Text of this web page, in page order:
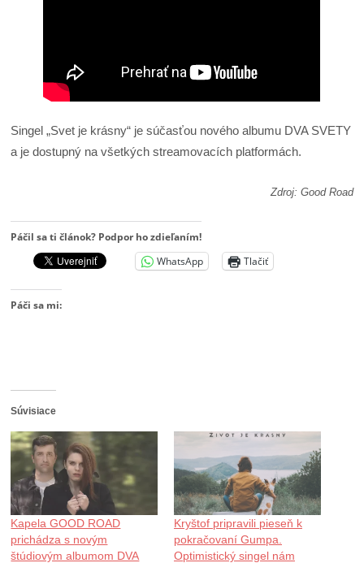
Singel „Svet je krásny“ je súčasťou nového albumu DVA SVETY
a je dostupný na všetkých streamovacích platformách.
Zdroj: Good Road
Páčil sa ti článok? Podpor ho zdieľaním!
WhatsApp
Tlačiť
Páči sa mi:
Súvisiace
Kapela GOOD ROAD
prichádza s novým
štúdiovým albumom DVA
Kryštof pripravili pieseň k
pokračovaní Gumpa.
Optimistický singel nám